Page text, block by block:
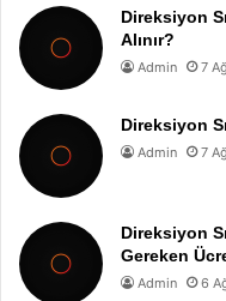
Direksiyon
Alınır?
Admin 7
Direksiyon
Admin 7
Direksiyon
Gereken
Admin 6